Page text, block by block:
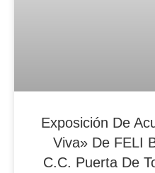
Exposición De
Viva» De FELI
C.C. Puerta De